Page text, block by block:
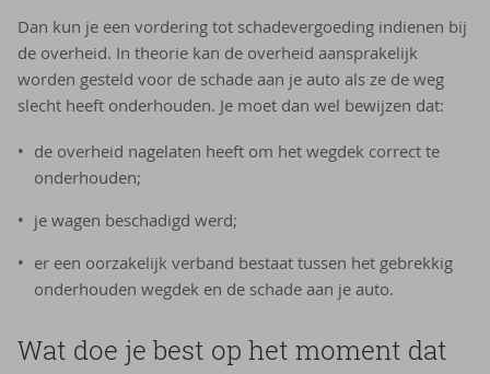
Dan kun je een vordering tot schadevergoeding indienen bij
de overheid. In theorie kan de overheid aansprakelijk
worden gesteld voor de schade aan je auto als ze de weg
slecht heeft onderhouden. Je moet dan wel bewijzen dat:
de overheid nagelaten heeft om het wegdek correct te
onderhouden;
je wagen beschadigd werd;
er een oorzakelijk verband bestaat tussen het gebrekkig
onderhouden wegdek en de schade aan je auto.
Wat doe je best op het moment dat